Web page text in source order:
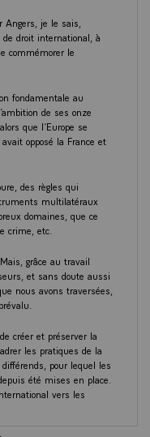
Angers, je le sais,
droit international, à
commémorer le
fondamentale au
de ses onze
que l’Europe se
opposé la France et
des règles qui
multilatéraux
domaines, que ce
crime, etc.
grâce au travail
et sans doute aussi
nous avons traversées,
créer et préserver la
les pratiques de la
pour lequel les
été mises en place.
vers les